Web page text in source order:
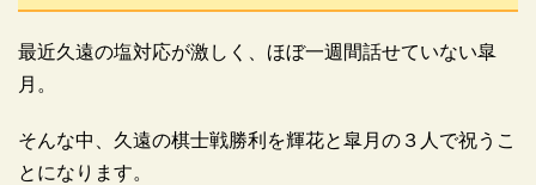
最近久遠の塩対応が激しく、ほぼ一週間話せていない皐
月。
そんな中、久遠の棋士戦勝利を輝花と皐月の３人で祝うこ
とになります。